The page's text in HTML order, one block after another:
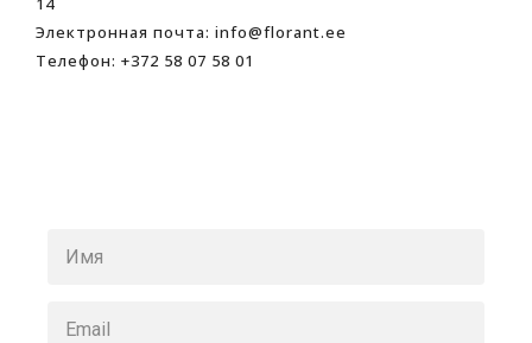
Электронная почта: info@florant.ee
Телефон: +372 58 07 58 01